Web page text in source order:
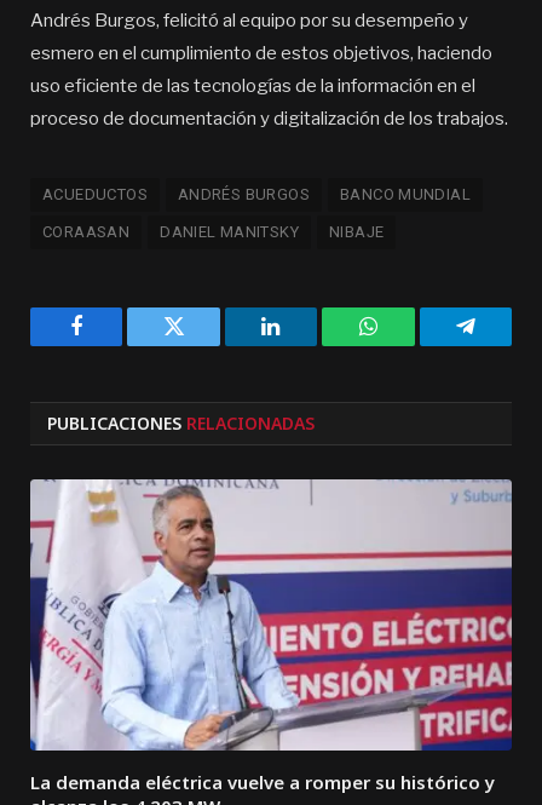
Andrés Burgos, felicitó al equipo por su desempeño y
esmero en el cumplimiento de estos objetivos, haciendo
uso eficiente de las tecnologías de la información en el
proceso de documentación y digitalización de los trabajos.
ACUEDUCTOS ANDRÉS BURGOS BANCO MUNDIAL
CORAASAN DANIEL MANITSKY NIBAJE
Facebook Twitter LinkedIn WhatsApp
PUBLICACIONES RELACIONADAS
La demanda eléctrica vuelve a romper su histórico y